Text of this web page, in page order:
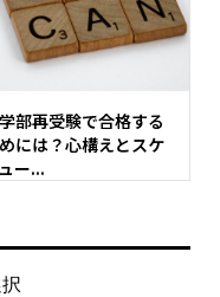
部再受験で合格する
には？心構えとスケ
ー...